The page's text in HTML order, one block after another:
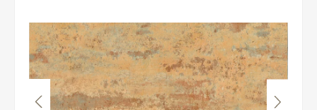
Bildergalerie überspringen